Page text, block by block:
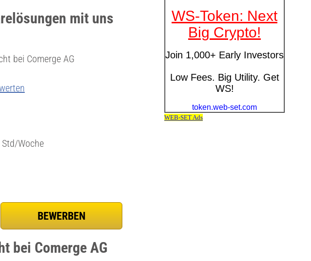
mit uns
bei Comerge AG
Woche
bei Comerge AG